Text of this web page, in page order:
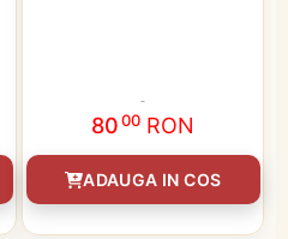
8000 RON
ADAUGA IN COS